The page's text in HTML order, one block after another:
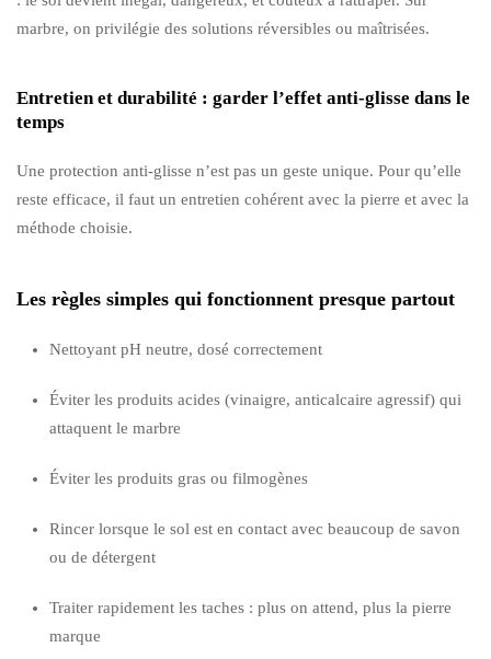
marbre, on privilégie des solutions réversibles ou maîtrisées.
Entretien et durabilité : garder l’effet anti-glisse dans le
temps
Une protection anti-glisse n’est pas un geste unique. Pour qu’elle
reste efficace, il faut un entretien cohérent avec la pierre et avec la
méthode choisie.
Les règles simples qui fonctionnent presque partout
Nettoyant pH neutre, dosé correctement
Éviter les produits acides (vinaigre, anticalcaire agressif) qui
attaquent le marbre
Éviter les produits gras ou filmogènes
Rincer lorsque le sol est en contact avec beaucoup de savon
ou de détergent
Traiter rapidement les taches : plus on attend, plus la pierre
marque